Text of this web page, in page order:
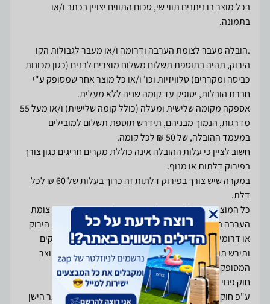
בכל מוצר בו ניתנים תווי שי, סכום התווים יצויין בכתב ו/או
.הובלה מעבר לצומת הערבה ודרומה ו/או מעבר לגבולות הקו
הירוק, תהיה בתוספת תשלום משלוח מוצרים לבנים (כגון מכונות
כביסה ומקררים) טלוויזיות וכו' ו/או כל מוצר אחר שמסופק ע"י
אספקה מקומה שלישית ומעלה (כולל קומה שלישית) ו/או מעל 55
מדרגות, הנמוך מבניהם, תידרש תוספת תשלום למובילים
חשוב לציין כי עלות ההובלה אינה כוללת מקרים חריגים כגון צורך
במקרה שיש צורך בפירוק דלתות זה כרוך בעלות של 60 ₪ לכל
כל המוצרים הכוללים הובלות הם בגבולות הקו הירוק ועד צומת
הערבה בדרום. בכל מקרה של הובלה מעבר לגבולות הקו הירוק
או דרומית לצומת הערבה, האספקה תהיה עד 14 ימי עסקים
ותירש תוספת תשלום שנעה בין 100 ₪ ל- 350 ₪ תלוי במוצר
ע"פ חוק פינוי פסולת אלקטרונית, יש ללקוח זכות שהמוצר הישן